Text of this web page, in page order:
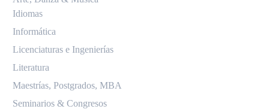
Idiomas
Informática
Licenciaturas e Ingenierías
Literatura
Maestrías, Postgrados, MBA
Seminarios & Congresos